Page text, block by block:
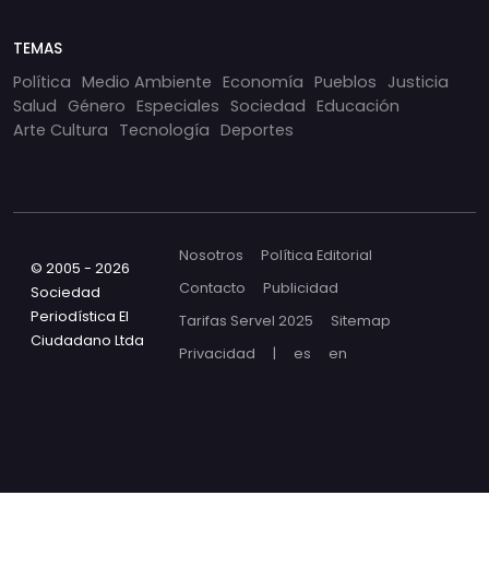
TEMAS
Política Medio Ambiente Economía Pueblos Justicia
Salud Género Especiales Sociedad Educación
Arte Cultura Tecnología Deportes
© 2005 - 2026
Sociedad
Periodística El
Ciudadano Ltda
Nosotros
Política Editorial
Contacto
Publicidad
Tarifas Servel 2025
Sitemap
Privacidad
| es en